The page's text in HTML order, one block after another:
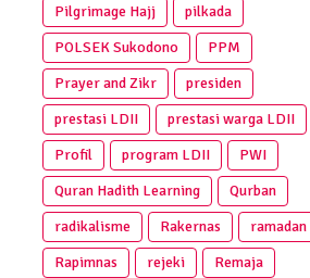
Pilgrimage Hajj
pilkada
POLSEK Sukodono
PPM
Prayer and Zikr
presiden
prestasi LDII
prestasi warga LDII
Profil
program LDII
PWI
Quran Hadith Learning
Qurban
radikalisme
Rakernas
ramadan
Rapimnas
rejeki
Remaja